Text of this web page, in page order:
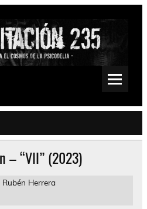
Sludge, Fuzz, Space, Drone
– “VII” (2023)
Rubén Herrera